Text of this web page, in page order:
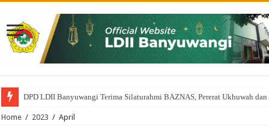
DPD LDII Banyuwangi Terima Silaturahmi BAZNAS, Pererat Ukhuwah dan
Home / 2023 / April